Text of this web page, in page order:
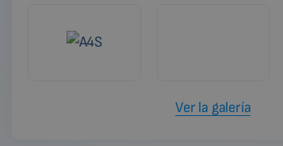
Ver la galería